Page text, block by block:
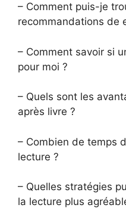
– Comment puis-je
recommandations de
– Comment savoir si
pour moi ?
– Quels sont les
après livre ?
– Combien de temps
lecture ?
– Quelles stratégies
la lecture plus